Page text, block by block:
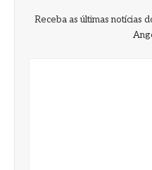
Receba as últimas notícias